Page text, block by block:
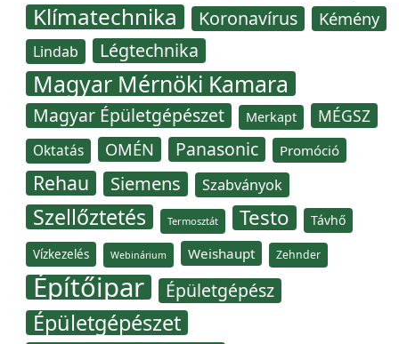
Klímatechnika Koronavírus Kémény
Lindab Légtechnika
Magyar Mérnöki Kamara
Magyar Épületgépészet Merkapt MÉGSZ
Oktatás OMÉN Panasonic Promóció
Rehau Siemens Szabványok
Szellőztetés Termosztát Testo Távhő
Vízkezelés Webinárium Weishaupt Zehnder
Építőipar Épületgépész
Épületgépészet